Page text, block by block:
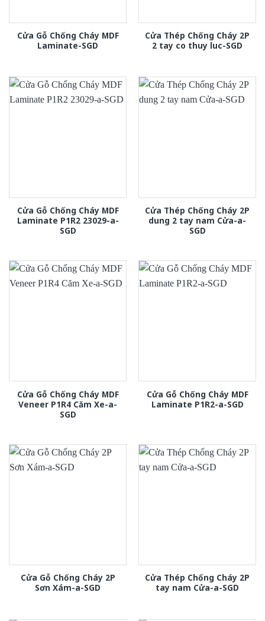
Cửa Gỗ Chống Cháy MDF
Laminate-SGD
Cửa Thép Chống Cháy 2P
2 tay co thuy luc-SGD
Cửa Gỗ Chống Cháy MDF
Laminate P1R2 23029-a-
SGD
Cửa Thép Chống Cháy 2P
dung 2 tay nam Cửa-a-
SGD
Cửa Gỗ Chống Cháy MDF
Veneer P1R4 Căm Xe-a-
SGD
Cửa Gỗ Chống Cháy MDF
Laminate P1R2-a-SGD
Cửa Gỗ Chống Cháy 2P
Sơn Xám-a-SGD
Cửa Thép Chống Cháy 2P
tay nam Cửa-a-SGD